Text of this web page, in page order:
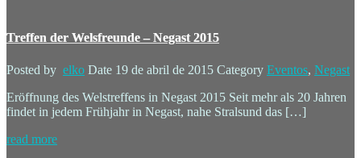
Treffen der Welsfreunde – Negast 2015
Posted by elko Date 19 de abril de 2015 Category Eventos, Negast
Eröffnung des Welstreffens in Negast 2015 Seit mehr als 20 Jahren
findet in jedem Frühjahr in Negast, nahe Stralsund das […]
read more